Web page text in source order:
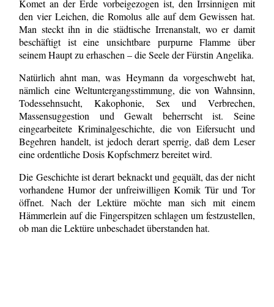
Komet an der Erde vorbeigezogen ist, den Irrsinnigen mit
den vier Leichen, die Romolus alle auf dem Gewissen hat.
Man steckt ihn in die städtische Irrenanstalt, wo er damit
beschäftigt ist eine unsichtbare purpurne Flamme über
seinem Haupt zu erhaschen – die Seele der Fürstin Angelika.
Natürlich ahnt man, was Heymann da vorgeschwebt hat,
nämlich eine Weltuntergangsstimmung, die von Wahnsinn,
Todessehnsucht, Kakophonie, Sex und Verbrechen,
Massensuggestion und Gewalt beherrscht ist. Seine
eingearbeitete Kriminalgeschichte, die von Eifersucht und
Begehren handelt, ist jedoch derart sperrig, daß dem Leser
eine ordentliche Dosis Kopfschmerz bereitet wird.
Die Geschichte ist derart beknackt und gequält, das der nicht
vorhandene Humor der unfreiwilligen Komik Tür und Tor
öffnet. Nach der Lektüre möchte man sich mit einem
Hämmerlein auf die Fingerspitzen schlagen um festzustellen,
ob man die Lektüre unbeschadet überstanden hat.